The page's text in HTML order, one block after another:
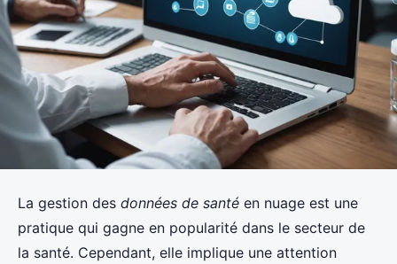
La gestion des données de santé en nuage est une
pratique qui gagne en popularité dans le secteur de
la santé. Cependant, elle implique une attention